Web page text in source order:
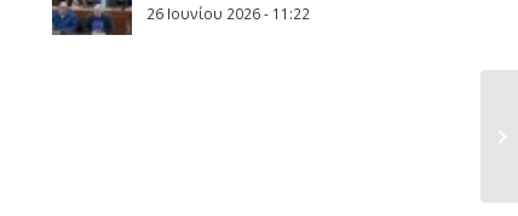
26 Ιουνίου 2026 - 11:22